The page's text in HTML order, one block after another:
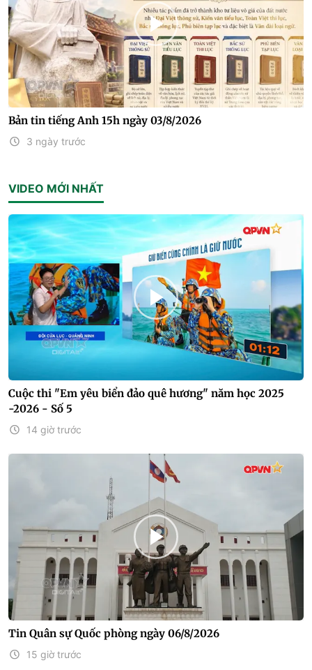
Bản tin tiếng Anh 15h ngày 03/8/2026
3 ngày trước
VIDEO MỚI NHẤT
Cuộc thi "Em yêu biển đảo quê hương" năm học 2025
-2026 - Số 5
14 giờ trước
Tin Quân sự Quốc phòng ngày 06/8/2026
15 giờ trước